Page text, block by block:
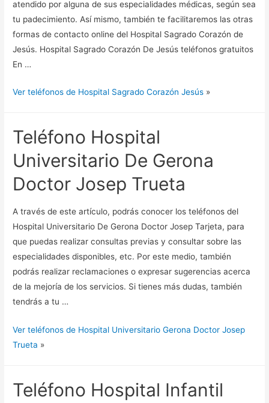
atendido por alguna de sus especialidades médicas, según sea
tu padecimiento. Así mismo, también te facilitaremos las otras
formas de contacto online del Hospital Sagrado Corazón de
Jesús. Hospital Sagrado Corazón De Jesús teléfonos gratuitos
En …
Ver teléfonos de Hospital Sagrado Corazón Jesús »
Teléfono Hospital
Universitario De Gerona
Doctor Josep Trueta
A través de este artículo, podrás conocer los teléfonos del
Hospital Universitario De Gerona Doctor Josep Tarjeta, para
que puedas realizar consultas previas y consultar sobre las
especialidades disponibles, etc. Por este medio, también
podrás realizar reclamaciones o expresar sugerencias acerca
de la mejoría de los servicios. Si tienes más dudas, también
tendrás a tu …
Ver teléfonos de Hospital Universitario Gerona Doctor Josep
Trueta »
Teléfono Hospital Infantil